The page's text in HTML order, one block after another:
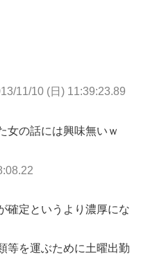
11/10 (日) 11:39:23.89
女の話には興味無いｗ
確定というより濃厚にな
等を運ぶために土曜出勤